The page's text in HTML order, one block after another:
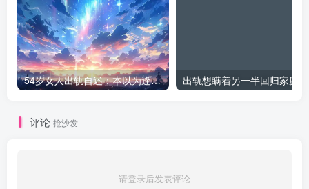
54岁女人出轨自述：本以为逢场作戏
评论 抢沙发
请登录后发表评论